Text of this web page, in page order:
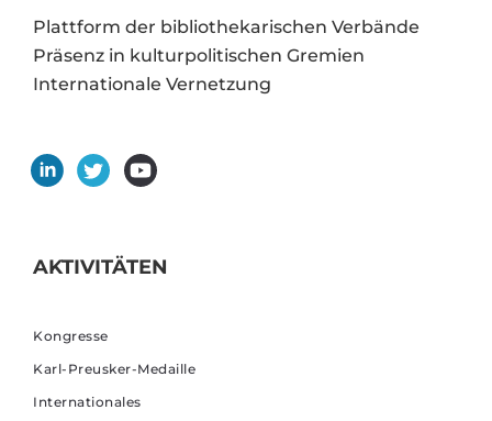
Plattform der bibliothekarischen Verbände
Präsenz in kulturpolitischen Gremien
Internationale Vernetzung
AKTIVITÄTEN
Kongresse
Karl-Preusker-Medaille
Internationales